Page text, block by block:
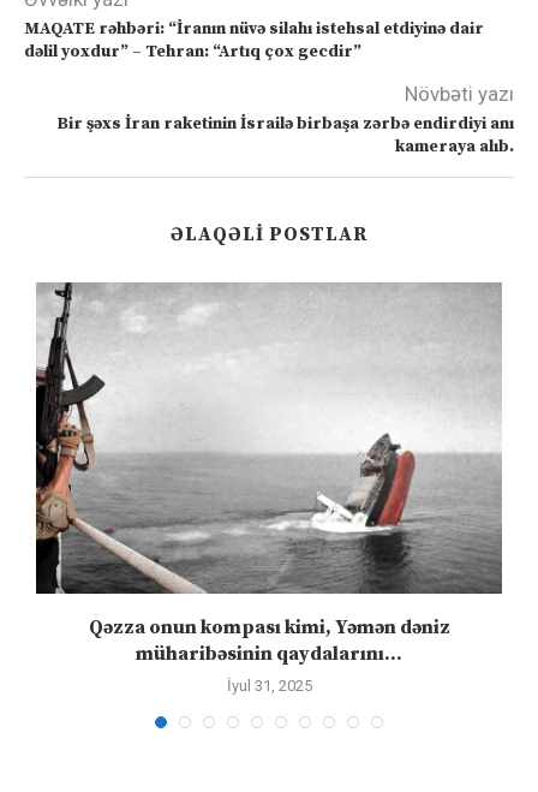
MAQATE rəhbəri: “İranın nüvə silahı istehsal etdiyinə dair
dəlil yoxdur” – Tehran: “Artıq çox gecdir”
Növbəti yazı
Bir şəxs İran raketinin İsrailə birbaşa zərbə endirdiyi anı
kameraya alıb.
ƏLAQƏLI POSTLAR
Qəzza onun kompası kimi, Yəmən dəniz
müharibəsinin qaydalarını...
İyul 31, 2025